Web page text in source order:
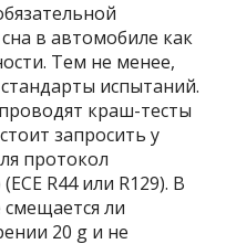
в автомобиле как
Тем не менее,
испытаний.
краш-тесты
запросить у
протокол
R44 или R129). В
ли
20 g и не